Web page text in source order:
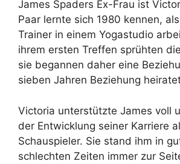
James Spaders Ex-Frau ist
Paar lernte sich 1980 kennen,
Trainer in einem Yogastudio
ihrem ersten Treffen sprühten
sie begannen daher eine
sieben Jahren Beziehung
Victoria unterstützte James voll
der Entwicklung seiner Karriere
Schauspieler. Sie stand ihm in
schlechten Zeiten immer zur